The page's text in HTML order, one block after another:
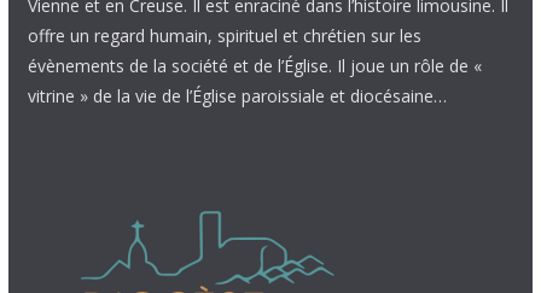
Vienne et en Creuse. Il est enraciné dans l’histoire limousine. Il
offre un regard humain, spirituel et chrétien sur les
évènements de la société et de l’Église. Il joue un rôle de «
vitrine » de la vie de l’Église paroissiale et diocésaine…